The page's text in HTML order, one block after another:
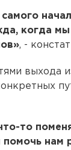
когда
, -
выхода
то
нам